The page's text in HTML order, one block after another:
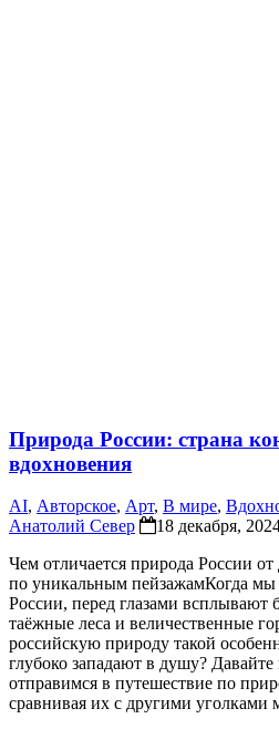
Природа России: страна
вдохновения
AI, Авторское, Арт, В мире,
Анатолий Север
18 декабря,
Чем отличается природа России
по уникальным пейзажамКогда мы
России, перед глазами всплывают
таёжные леса и величественные
российскую природу такой
глубоко западают в душу? Давайте
отправимся в путешествие по
сравнивая их с другими уголками